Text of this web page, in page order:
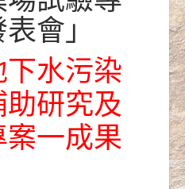
會」
下水污染
研究及
一成果